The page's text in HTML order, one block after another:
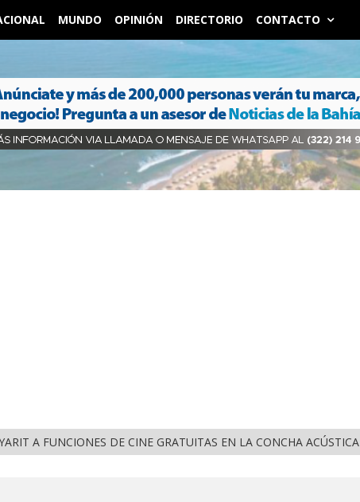
MUNDO OPINIÓN DIRECTORIO CONTACTO
A FUNCIONES DE CINE GRATUITAS EN LA CONCHA ACÚSTICA